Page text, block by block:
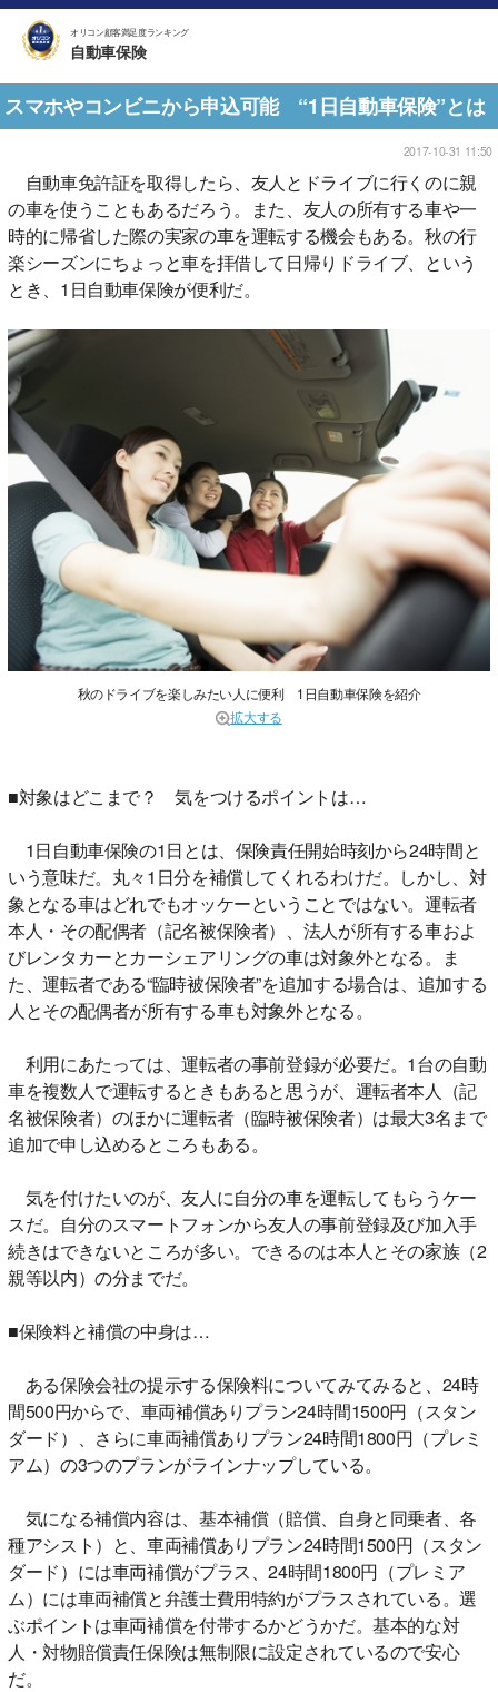
オリコン顧客満足度ランキング
自動車保険
スマホやコンビニから申込可能 “1日自動車保険”とは
2017-10-31 11:50
自動車免許証を取得したら、友人とドライブに行くのに親
の車を使うこともあるだろう。また、友人の所有する車や一
時的に帰省した際の実家の車を運転する機会もある。秋の行
楽シーズンにちょっと車を拝借して日帰りドライブ、という
とき、1日自動車保険が便利だ。
秋のドライブを楽しみたい人に便利 1日自動車保険を紹介
拡大する
■対象はどこまで？ 気をつけるポイントは…
1日自動車保険の1日とは、保険責任開始時刻から24時間と
いう意味だ。丸々1日分を補償してくれるわけだ。しかし、対
象となる車はどれでもオッケーということではない。運転者
本人・その配偶者（記名被保険者）、法人が所有する車およ
びレンタカーとカーシェアリングの車は対象外となる。ま
た、運転者である“臨時被保険者”を追加する場合は、追加する
人とその配偶者が所有する車も対象外となる。
利用にあたっては、運転者の事前登録が必要だ。1台の自動
車を複数人で運転するときもあると思うが、運転者本人（記
名被保険者）のほかに運転者（臨時被保険者）は最大3名まで
追加で申し込めるところもある。
気を付けたいのが、友人に自分の車を運転してもらうケー
スだ。自分のスマートフォンから友人の事前登録及び加入手
続きはできないところが多い。できるのは本人とその家族（2
親等以内）の分までだ。
■保険料と補償の中身は…
ある保険会社の提示する保険料についてみてみると、24時
間500円からで、車両補償ありプラン24時間1500円（スタン
ダード）、さらに車両補償ありプラン24時間1800円（プレミ
アム）の3つのプランがラインナップしている。
気になる補償内容は、基本補償（賠償、自身と同乗者、各
種アシスト）と、車両補償ありプラン24時間1500円（スタン
ダード）には車両補償がプラス、24時間1800円（プレミア
ム）には車両補償と弁護士費用特約がプラスされている。選
ぶポイントは車両補償を付帯するかどうかだ。基本的な対
人・対物賠償責任保険は無制限に設定されているので安心
だ。